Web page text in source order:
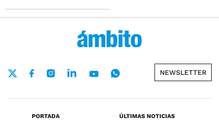
NEWSLETTER
PORTADA
ÚLTIMAS NOTICIAS